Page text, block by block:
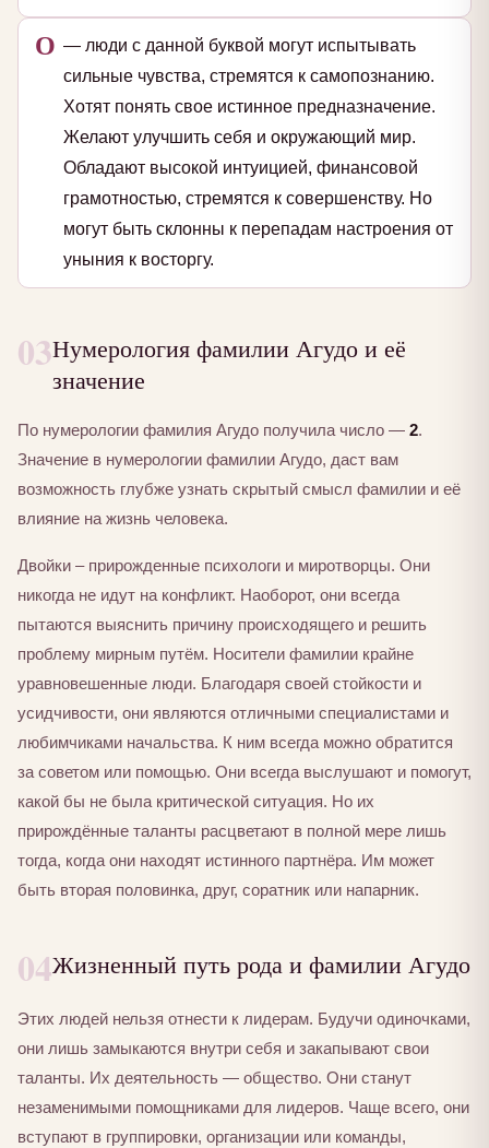
О — люди с данной буквой могут испытывать
сильные чувства, стремятся к самопознанию.
Хотят понять свое истинное предназначение.
Желают улучшить себя и окружающий мир.
Обладают высокой интуицией, финансовой
грамотностью, стремятся к совершенству. Но
могут быть склонны к перепадам настроения от
уныния к восторгу.
03Нумерология фамилии Агудо и её
значение
По нумерологии фамилия Агудо получила число — 2.
Значение в нумерологии фамилии Агудо, даст вам
возможность глубже узнать скрытый смысл фамилии и её
влияние на жизнь человека.
Двойки – прирожденные психологи и миротворцы. Они
никогда не идут на конфликт. Наоборот, они всегда
пытаются выяснить причину происходящего и решить
проблему мирным путём. Носители фамилии крайне
уравновешенные люди. Благодаря своей стойкости и
усидчивости, они являются отличными специалистами и
любимчиками начальства. К ним всегда можно обратится
за советом или помощью. Они всегда выслушают и помогут,
какой бы не была критической ситуация. Но их
прирождённые таланты расцветают в полной мере лишь
тогда, когда они находят истинного партнёра. Им может
быть вторая половинка, друг, соратник или напарник.
04Жизненный путь рода и фамилии Агудо
Этих людей нельзя отнести к лидерам. Будучи одиночками,
они лишь замыкаются внутри себя и закапывают свои
таланты. Их деятельность — общество. Они станут
незаменимыми помощниками для лидеров. Чаще всего, они
вступают в группировки, организации или команды,